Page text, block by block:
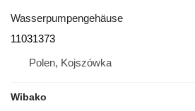
Wasserpumpengehäuse
11031373
Polen, Kojszówka
Wibako